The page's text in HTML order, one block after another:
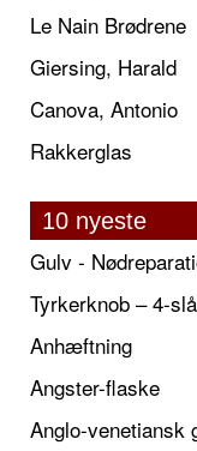
Le Nain Brødrene
Giersing, Harald
Canova, Antonio
Rakkerglas
10 nyeste
Gulv -
Tyrkerknob – 4-
Anhæftning
Angster-flaske
Anglo-venetiansk